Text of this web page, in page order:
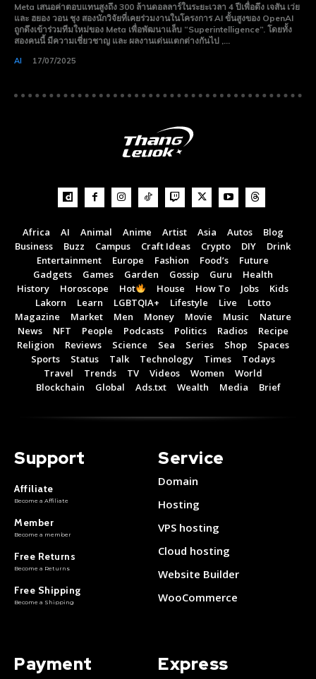
Subscribe now
To access premium
content
Free 15 Day Trial
Monthly or Yearly Memberships
I Want To Sign Up
Subscribe now
To access premium
content
Free 15 Day Trial
Monthly or Yearly Memberships
I Want To Sign Up
Meta เสนอค่าตอบแทนสูงถึง 300 ล้านดอลลาร์ในระยะเวลา 4 ปีเพื่อดึง เจสัน เว่ย
และ ฮยอง วอน ชุง สองนักวิจัยที่เคยร่วมงานในโครงการ AI ขั้นสูงของ OpenAI
ถูกดึงเข้าร่วมทีมใหม่ของ Meta เพื่อพัฒนาแล็บ “Superintelligence”. โดยทั้ง
สองคนนี้ มีความเชี่ยวชาญ และ ผลงานเด่นแตกต่างกันไป ,...
AI 17/07/2025
Africa AI Animal Anime Artist Asia Autos
Blog
Business
Buzz Campus Craft Ideas Crypto DIY
Drink
Entertainment
Europe Fashion Food’s
Future
Gadgets
Games Garden Gossip Guru
Health
History
Horoscope Hot House How To Jobs
Kids
Lakorn
Learn LGBTQIA+ Lifestyle Live
Lotto
Magazine
Market Men Money Movie Music
Nature
News
NFT People Podcasts Politics Radios
Recipe
Religion
Reviews Science Sea Series Shop
Spaces
Sports
Status Talk Technology Times
Todays
Travel
Trends TV Videos Women
World
Blockchain
Global Ads.txt Wealth Media Brief
Support
Affiliate
Become a Affiliate
Member
Become a member
Free Returns
Become a Returns
Free Shipping
Become a Shipping
Service
Domain
Hosting
VPS hosting
Cloud hosting
Website Builder
WooCommerce
Payment Express